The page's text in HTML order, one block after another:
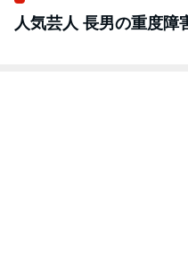
人気芸人 長男の重度障